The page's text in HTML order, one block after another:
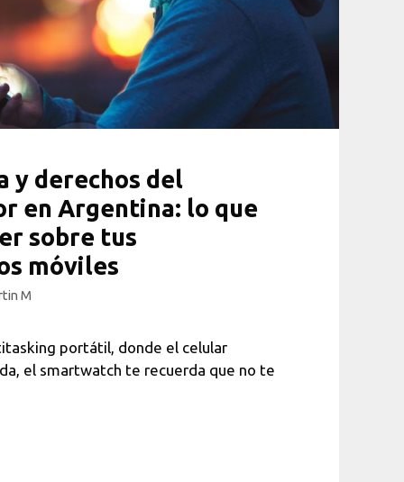
y derechos del
en Argentina: lo que
sobre tus
móviles
M
portátil, donde el celular
el smartwatch te recuerda que no te